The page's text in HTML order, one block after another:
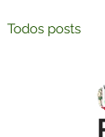
Todos posts